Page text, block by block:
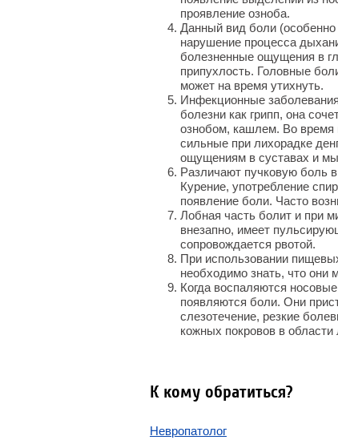
проявление озноба.
Данный вид боли
нарушение процесса
болезненные ощущения в
припухлость. Головные
может на время утихнуть.
Инфекционные
болезни как грипп, она
ознобом, кашлем. Во время
сильные при лихорадке
ощущениям в суставах и
Различают пучковую боль
Курение, употребление
появление боли. Часто
Лобная часть болит и при
внезапно, имеет
сопровождается рвотой.
При использовании
необходимо знать, что они
Когда воспаляются
появляются боли. Они
слезотечение, резкие
кожных покровов в области
К кому обратиться?
Невропатолог